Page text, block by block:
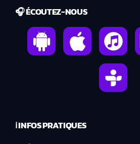
🎧 ÉCOUTEZ-NOUS
ℹ️ INFOS PRATIQUES